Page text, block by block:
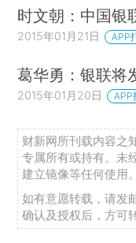
时文朝：中国银
2015年01月21日 APP
葛华勇：银联将
2015年01月20日 APP
财新网所刊载内容之
专属所有或持有。未
建立镜像等任何使用。
如有意愿转载，请发
确认及授权后，方可